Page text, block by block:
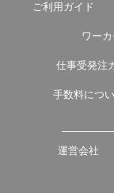
ご利用ガイド
ワー
仕事受発注
手数料につ
運営会社